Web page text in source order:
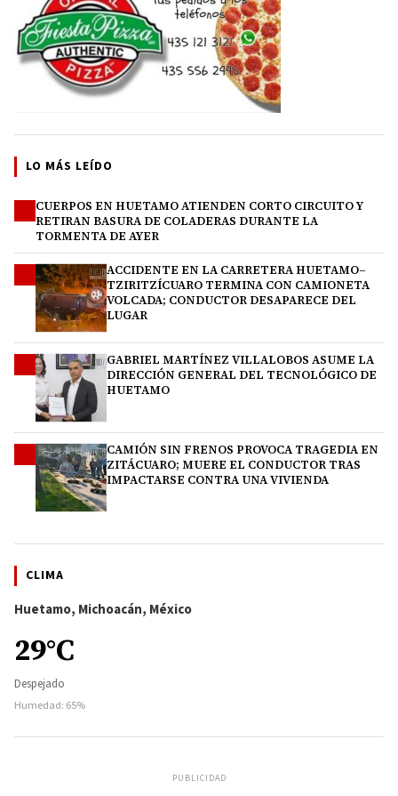
LO MÁS LEÍDO
CUERPOS EN HUETAMO ATIENDEN CORTO CIRCUITO Y
RETIRAN BASURA DE COLADERAS DURANTE LA
TORMENTA DE AYER
ACCIDENTE EN LA CARRETERA HUETAMO–
TZIRITZÍCUARO TERMINA CON CAMIONETA
VOLCADA; CONDUCTOR DESAPARECE DEL
LUGAR
GABRIEL MARTÍNEZ VILLALOBOS ASUME LA
DIRECCIÓN GENERAL DEL TECNOLÓGICO DE
HUETAMO
CAMIÓN SIN FRENOS PROVOCA TRAGEDIA EN
ZITÁCUARO; MUERE EL CONDUCTOR TRAS
IMPACTARSE CONTRA UNA VIVIENDA
CLIMA
Huetamo, Michoacán, México
29°C
Despejado
Humedad: 65%
PUBLICIDAD